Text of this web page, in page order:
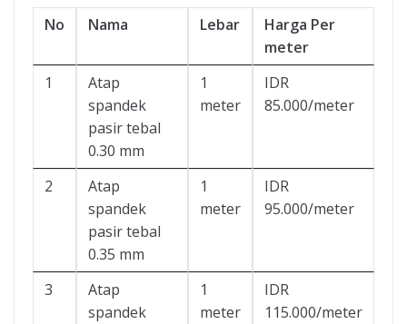
No Nama Lebar
Harga Per
meter
1
Atap
spandek
pasir tebal
0.30 mm
1
meter
IDR
85.000/meter
2
Atap
spandek
pasir tebal
0.35 mm
1
meter
IDR
95.000/meter
3
Atap
spandek
1
meter
IDR
115.000/meter